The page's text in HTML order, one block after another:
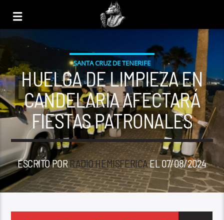
SANTA CRUZ DE TENERIFE
HUELGA DE LIMPIEZA EN
CANDELARIA AFECTARÁ
FIESTAS PATRONALES
ESCRITO PORRADIO HEMISFERICAEL 07/08/2024